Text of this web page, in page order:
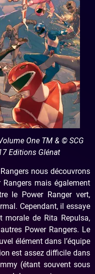
One TM & © SCG
Editions Glénat
nous découvrons
Rangers mais également
le Power Ranger vert,
Cependant, il essaye
morale de Rita Repulsa,
Power Rangers. Le
élément dans l’équipe
est assez difficile dans
(étant souvent sous